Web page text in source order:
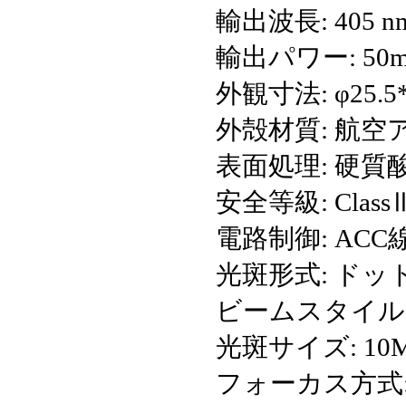
輸出波長: 405
輸出パワー:
外観寸法:
外殻材質: 航空
表面処理: 硬質
安全等級:
電路制御: ACC
光斑形式: ドッ
ビームスタイ
光斑サイズ:
フォーカス方